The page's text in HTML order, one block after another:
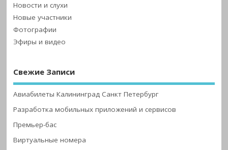
Новости и слухи
Новые участники
Фотографии
Эфиры и видео
Свежие Записи
Авиабилеты Калининград Санкт Петербург
Разработка мобильных приложений и сервисов
Премьер-бас
Виртуальные номера